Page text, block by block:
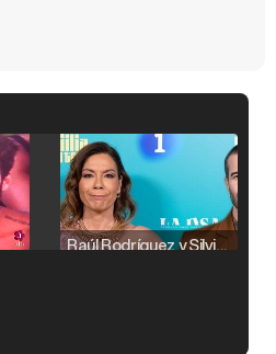
Raúl Rodríguez y Silvia Taulés nos cuentan su papel en 'La familia de la tele'